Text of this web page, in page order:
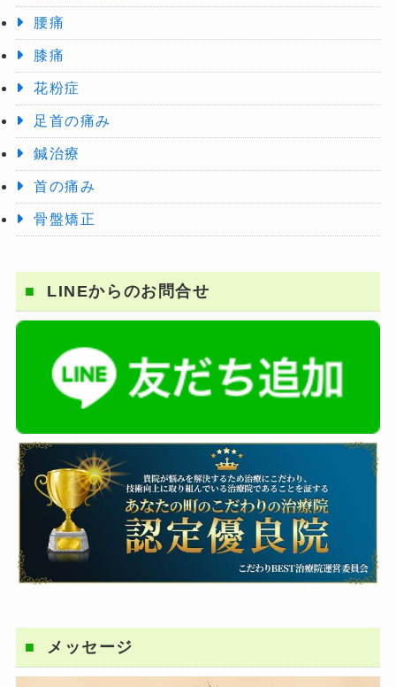
腰痛
膝痛
花粉症
足首の痛み
鍼治療
首の痛み
骨盤矯正
LINEからのお問合せ
メッセージ